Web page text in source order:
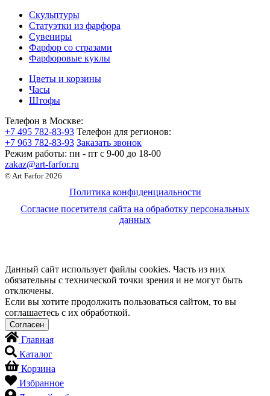
Скульптуры
Статуэтки из фарфора
Сувениры
Фарфор со стразами
Фарфоровые куклы
Цветы и корзины
Часы
Штофы
Телефон в Москве:
+7 495 782-83-93 Телефон для регионов:
+7 963 782-83-93 Заказать звонок
Режим работы: пн - пт c 9-00 до 18-00
zakaz@art-farfor.ru
© Art Farfor 2026
Политика конфиденциальности
Согласие посетителя сайта на обработку персональных
данных
Данный сайт использует файлы cookies. Часть из них
обязательны с технической точки зрения и не могут быть
отключены.
Если вы хотите продолжить пользоваться сайтом, то вы
соглашаетесь с их обработкой.
Главная
Каталог
Корзина
Избранное